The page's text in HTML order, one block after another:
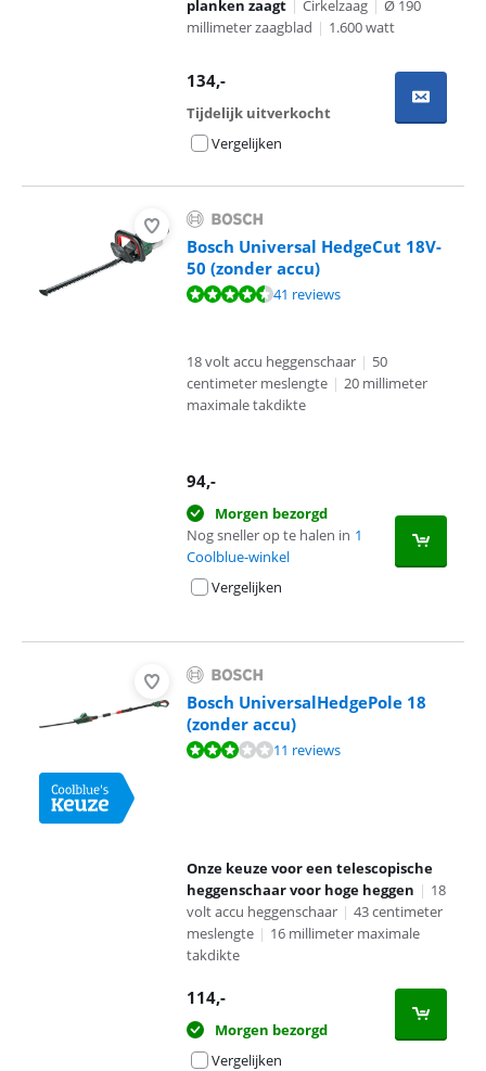
planken zaagt | Cirkelzaag | Ø 190
millimeter zaagblad | 1.600 watt
134,-
Tijdelijk uitverkocht
Vergelijken
Bosch Universal HedgeCut 18V-
50 (zonder accu)
Beoordeling is 8,6 van de 10, gebaseerd op 41 reviews.
41 reviews
18 volt accu heggenschaar | 50
centimeter meslengte | 20 millimeter
maximale takdikte
94,-
Morgen bezorgd
Nog sneller op te halen in 1
Coolblue-winkel
Vergelijken
Bosch UniversalHedgePole 18
(zonder accu)
Beoordeling is 6,3 van de 10, gebaseerd op 11 reviews.
11 reviews
Onze keuze voor een telescopische
heggenschaar voor hoge heggen | 18
volt accu heggenschaar | 43 centimeter
meslengte | 16 millimeter maximale
takdikte
114,-
Morgen bezorgd
Vergelijken